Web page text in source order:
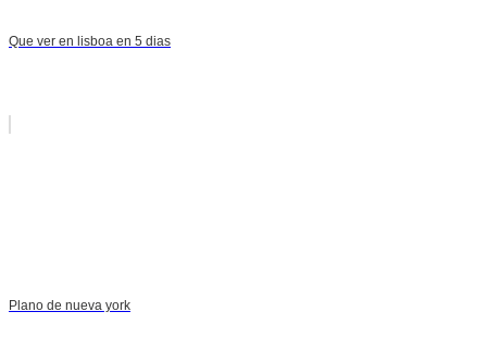
Que ver en lisboa en 5 dias
Plano de nueva york